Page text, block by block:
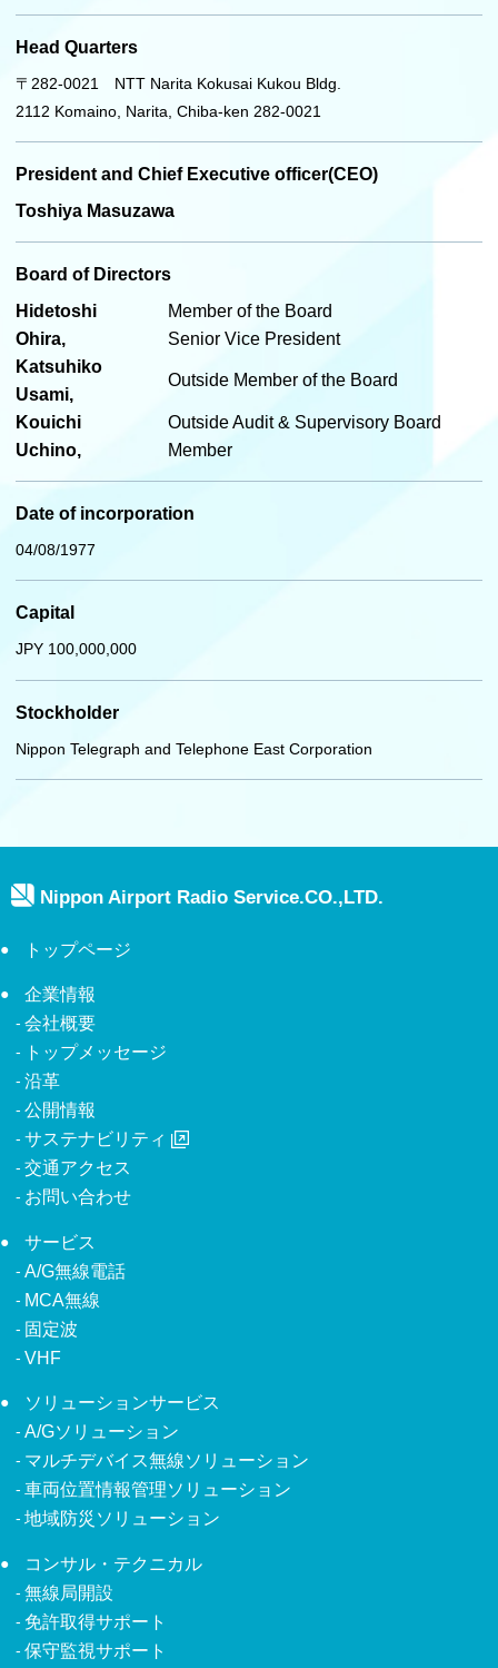
Head Quarters
〒282-0021 NTT Narita Kokusai Kukou Bldg.
2112 Komaino, Narita, Chiba-ken 282-0021
President and Chief Executive officer(CEO)
Toshiya Masuzawa
Board of Directors
Hidetoshi
Ohira,
Member of the Board
Senior Vice President
Katsuhiko
Usami,
Outside Member of the Board
Kouichi
Uchino,
Outside Audit & Supervisory Board
Member
Date of incorporation
04/08/1977
Capital
JPY 100,000,000
Stockholder
Nippon Telegraph and Telephone East Corporation
Nippon Airport Radio Service.CO.,LTD.
トップページ
企業情報
会社概要
トップメッセージ
沿革
公開情報
サステナビリティ
交通アクセス
お問い合わせ
サービス
A/G無線電話
MCA無線
固定波
VHF
ソリューションサービス
A/Gソリューション
マルチデバイス無線ソリューション
車両位置情報管理ソリューション
地域防災ソリューション
コンサル・テクニカル
無線局開設
免許取得サポート
保守監視サポート